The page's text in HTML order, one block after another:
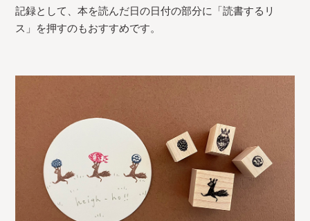
記録として、本を読んだ日の日付の部分に「読書するリ
ス」を押すのもおすすめです。